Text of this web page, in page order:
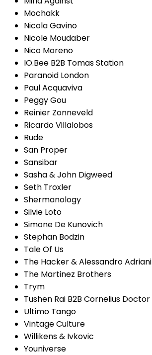
Mochakk
Nicola Gavino
Nicole Moudaber
Nico Moreno
IO.Bee B2B Tomas Station
Paranoid London
Paul Acquaviva
Peggy Gou
Reinier Zonneveld
Ricardo Villalobos
Rude
San Proper
Sansibar
Sasha & John Digweed
Seth Troxler
Shermanology
Silvie Loto
Simone De Kunovich
Stephan Bodzin
Tale Of Us
The Hacker & Alessandro Adriani
The Martinez Brothers
Trym
Tushen Rai B2B Cornelius Doctor
Ultimo Tango
Vintage Culture
Willikens & Ivkovic
Youniverse